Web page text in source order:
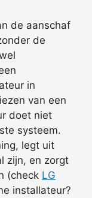
de aanschaf
de
in
van een
doet niet
systeem.
legt uit
zijn, en zorgt
(check LG
installateur?